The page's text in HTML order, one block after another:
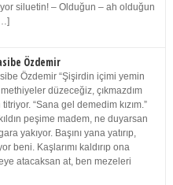
siluetin! – Olduğun – ah olduğun
Özdemir
Özdemir “Şişirdin içimi yemin
düzeceğiz, çıkmazdım
“Sana gel demedim kızım.”
peşime madem, ne duyarsan
yakıyor. Başını yana yatırıp,
beni. Kaşlarımı kaldırıp ona
atacaksan at, ben mezeleri